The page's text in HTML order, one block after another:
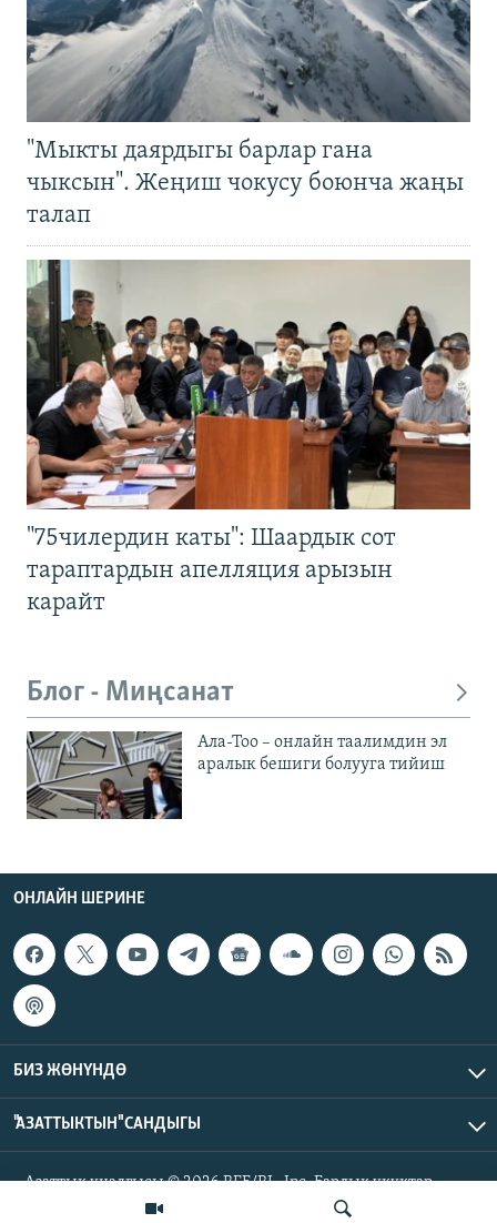
"Мыкты даярдыгы барлар гана
чыксын". Жеңиш чокусу боюнча жаңы
талап
"75чилердин каты": Шаардык сот
тараптардын апелляция арызын
карайт
Блог - Миңсанат
Ала-Тоо – онлайн таалимдин эл
аралык бешиги болууга тийиш
ОНЛАЙН ШЕРИНЕ
БИЗ ЖӨНҮНДӨ
"АЗАТТЫКТЫН" САНДЫГЫ
Азаттык үналгысы © 2026 RFE/RL, Inc. Бардык укуктар